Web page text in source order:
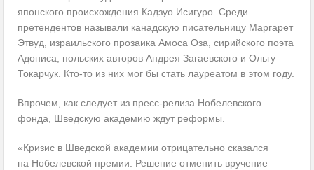
японского происхождения Кадзуо Исигуро. Среди
претендентов называли канадскую писательницу Маргарет
Этвуд, израильского прозаика Амоса Оза, сирийского поэта
Адониса, польских авторов Андрея Загаевского и Ольгу
Токарчук. Кто-то из них мог бы стать лауреатом в этом году.
Впрочем, как следует из пресс-релиза Нобелевского
фонда, Шведскую академию ждут реформы.
«Кризис в Шведской академии отрицательно сказался
на Нобелевской премии. Решение отменить вручение